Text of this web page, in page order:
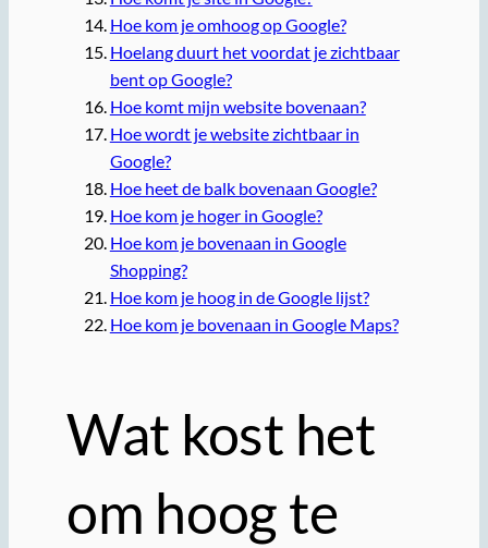
Hoe kom je omhoog op Google?
Hoelang duurt het voordat je zichtbaar
bent op Google?
Hoe komt mijn website bovenaan?
Hoe wordt je website zichtbaar in
Google?
Hoe heet de balk bovenaan Google?
Hoe kom je hoger in Google?
Hoe kom je bovenaan in Google
Shopping?
Hoe kom je hoog in de Google lijst?
Hoe kom je bovenaan in Google Maps?
Wat kost het
om hoog te